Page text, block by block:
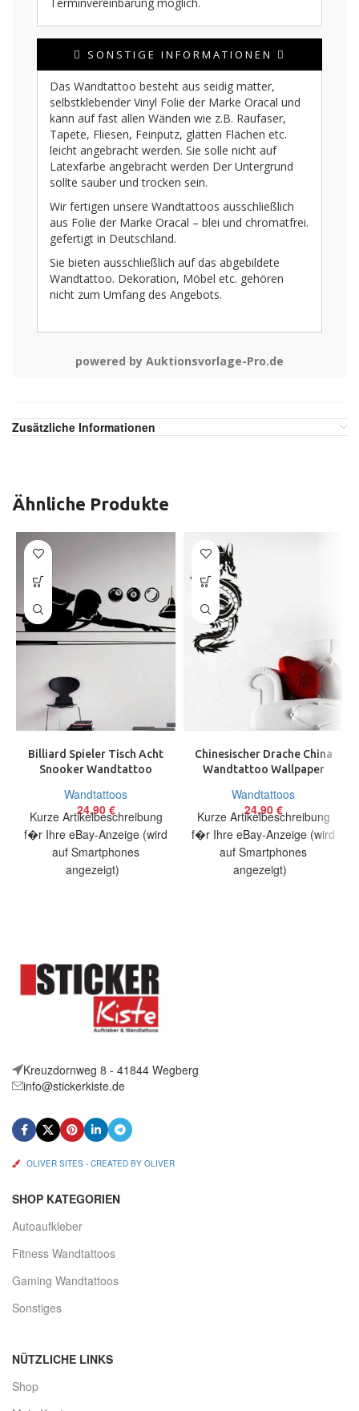
SONSTIGE INFORMATIONEN
Das Wandtattoo besteht aus seidig matter,
selbstklebender Vinyl Folie der Marke Oracal und
kann auf fast allen Wänden wie z.B. Raufaser,
Tapete, Fliesen, Feinputz, glatten Flächen etc.
leicht angebracht werden. Sie solle nicht auf
Latexfarbe angebracht werden Der Untergrund
sollte sauber und trocken sein.
Wir fertigen unsere Wandtattoos ausschließlich
aus Folie der Marke Oracal – blei und chromatfrei.
gefertigt in Deutschland.
Sie bieten ausschließlich auf das abgebildete
Wandtattoo. Dekoration, Möbel etc. gehören
nicht zum Umfang des Angebots.
powered by Auktionsvorlage-Pro.de
Zusätzliche Informationen
Ähnliche Produkte
Billiard Spieler Tisch Acht
Snooker Wandtattoo
38×100 cm
Wandtattoos
24,90 €
Kurze Artikelbeschreibung
f�r Ihre eBay-Anzeige (wird
auf Smartphones
angezeigt)
Chinesischer Drache China
Wandtattoo Wallpaper
Dragon Chinese
Wandtattoos
24,90 €
Kurze Artikelbeschreibung
f�r Ihre eBay-Anzeige (wird
auf Smartphones
angezeigt)
Kreuzdornweg 8 - 41844 Wegberg
info@stickerkiste.de
OLIVER SITES - CREATED BY OLIVER
SHOP KATEGORIEN
Autoaufkleber
Fitness Wandtattoos
Gaming Wandtattoos
Sonstiges
NÜTZLICHE LINKS
Shop